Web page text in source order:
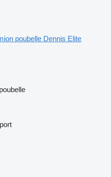
poubelle Dennis Elite